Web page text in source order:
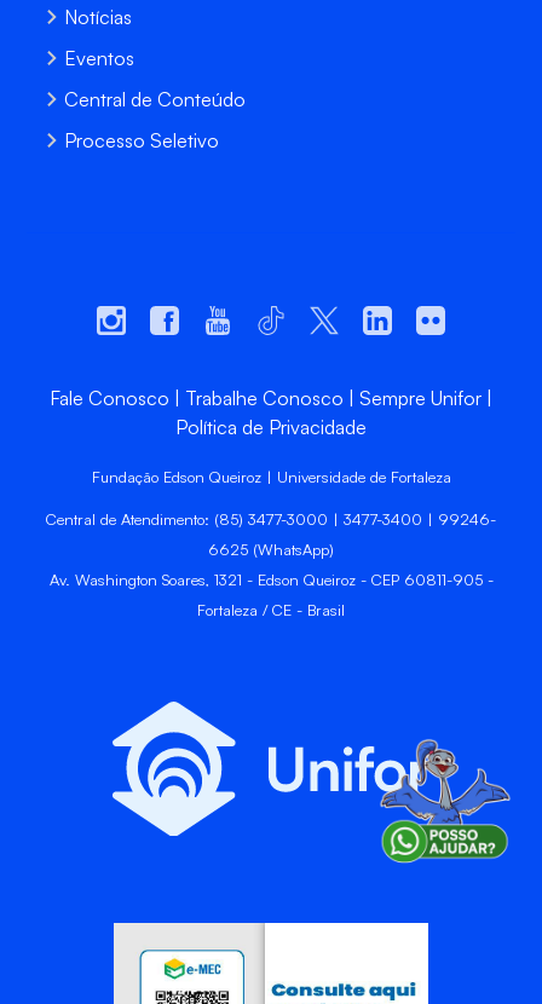
Notícias
Eventos
Central de Conteúdo
Processo Seletivo
Fale Conosco Trabalhe Conosco
Sempre Unifor
Política de Privacidade
Fundação Edson Queiroz | Universidade de Fortaleza
Central de Atendimento: (85) 3477-3000 | 3477-3400 | 99246-
6625 (WhatsApp)
Av. Washington Soares, 1321 - Edson Queiroz - CEP 60811-905 -
Fortaleza / CE - Brasil